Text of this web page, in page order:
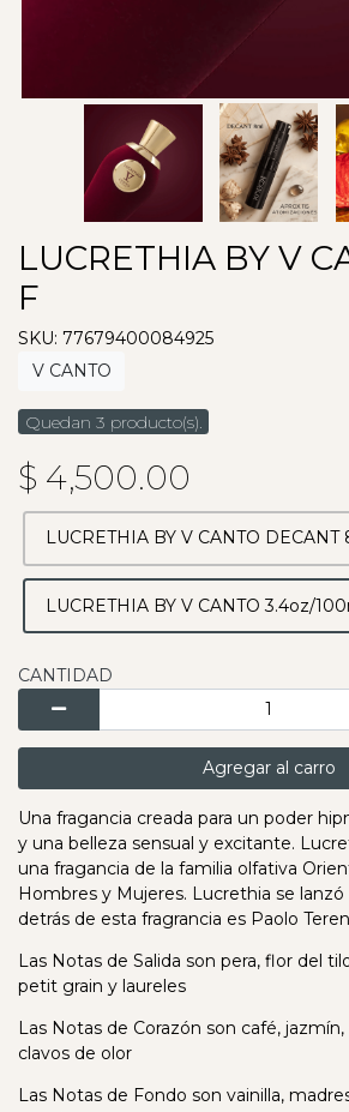
LUCRETHIA BY V
F
SKU: 77679400084925
V CANTO
Quedan 3 producto(s).
$ 4,500.00
LUCRETHIA BY V CANTO DECANT
LUCRETHIA BY V CANTO 3.4oz/
CANTIDAD
Agregar al carro
Una fragancia creada para un poder
y una belleza sensual y excitante.
una fragancia de la familia olfativa
Hombres y Mujeres. Lucrethia se lanzó
detrás de esta fragrancia es Paolo
Las Notas de Salida son pera, flor del
petit grain y laureles
Las Notas de Corazón son café,
clavos de olor
Las Notas de Fondo son vainilla,